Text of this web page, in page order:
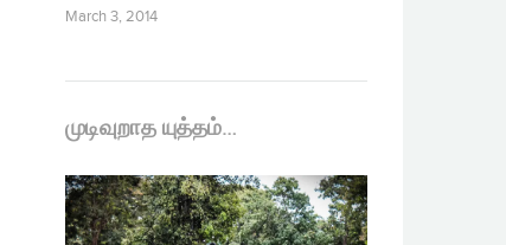
March 3, 2014
முடிவுறாத யுத்தம்…